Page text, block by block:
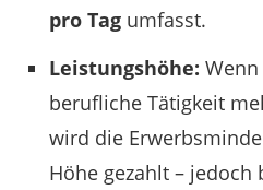
pro Tag umfasst.
Leistungshöhe:
berufliche Tätigkeit
wird die
Höhe gezahlt – jedoch